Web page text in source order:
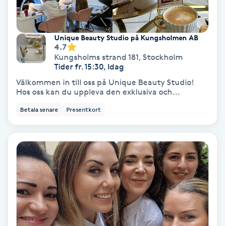
Hårförlängning
Hårvård
Hälsa
Hälsprickor
IPL
IPL hårborttagning
IR-massage
Unique Beauty Studio på Kungsholmen AB
4.7
Kungsholms strand 181, Stockholm
Tider fr. 15:30, Idag
Välkommen in till oss på Unique Beauty Studio!
Hos oss kan du uppleva den exklusiva och...
Betala senare Presentkort